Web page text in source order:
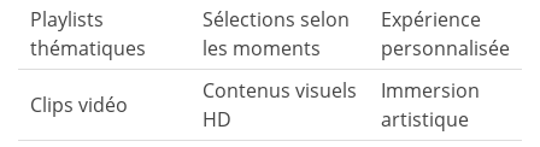
Playlists
thématiques
Sélections selon
les moments
Expérience
personnalisée
Clips vidéo
Contenus visuels
HD
Immersion
artistique